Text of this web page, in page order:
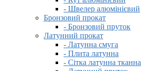
- Швелер алюмінієвий
Бронзовий прокат
- Бронзовий пруток
Латунний прокат
- Латунна смуга
- Плита латунна
- Сітка латунна тканна